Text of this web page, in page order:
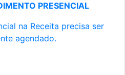
PRESENCIAL
na Receita precisa ser
agendado.